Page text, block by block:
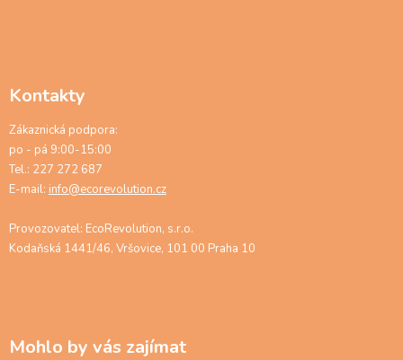
Kontakty
Zákaznická podpora:
po - pá 9:00-15:00
Tel.: 227 272 687
E-mail: info@ecorevolution.cz
Provozovatel: EcoRevolution, s.r.o.
Kodaňská 1441/46, Vršovice, 101 00 Praha 10
Mohlo by vás zajímat